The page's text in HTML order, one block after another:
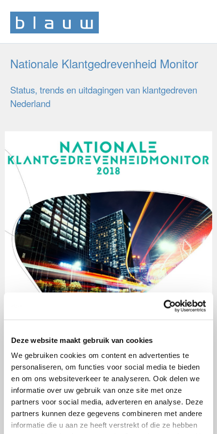
Deze website maakt gebruik van cookies
We gebruiken cookies om content en advertenties te
personaliseren, om functies voor social media te bieden
en om ons websiteverkeer te analyseren. Ook delen we
informatie over uw gebruik van onze site met onze
partners voor social media, adverteren en analyse. Deze
partners kunnen deze gegevens combineren met andere
informatie die u aan ze heeft verstrekt of die ze hebben
Nationale Klantgedrevenheid Monitor
Status, trends en uitdagingen van klantgedreven
Nederland
Vul je gegevens in en download het rapport
gratis
Voornaam*
Achternaam *